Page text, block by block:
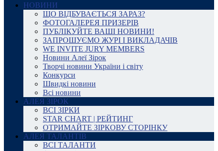
НОВИНИ
ЩО ВІДБУВАЄТЬСЯ ЗАРАЗ?
ФОТОГАЛЕРЕЯ ПРИЗЕРІВ
ПУБЛІКУЙТЕ ВАШІ НОВИНИ!
ЗАПРОШУЄМО ЖУРІ І ВИКЛАДАЧІВ
WE INVITE JURY MEMBERS
Новини Алеї Зірок
Творчі новини України і світу
Конкурси
Швидкі новини
Всі новини
АЛЕЯ ЗІРОК
ВСІ ЗІРКИ
STAR CHART | РЕЙТИНГ
ОТРИМАЙТЕ ЗІРКОВУ СТОРІНКУ
АЛЕЯ ТАЛАНТІВ
ВСІ ТАЛАНТИ